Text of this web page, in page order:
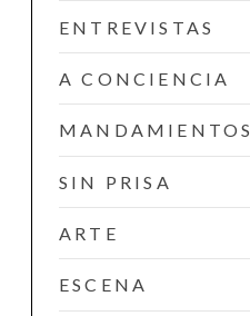
ENTREVISTAS
A CONCIENCIA
MANDAMIENTOS
SIN PRISA
ARTE
ESCENA